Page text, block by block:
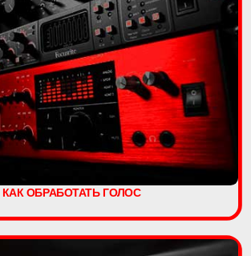
КАК ОБРАБОТАТЬ ГОЛОС